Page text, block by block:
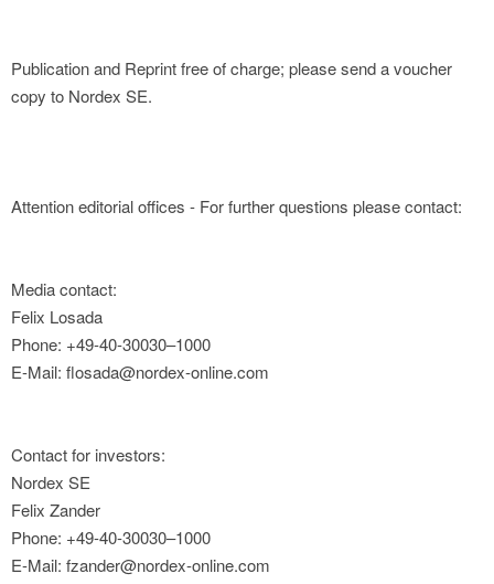
Publication and Reprint free of charge; please send a voucher
copy to Nordex SE.
Attention editorial offices - For further questions please contact:
Media contact:
Felix Losada
Phone: +49-40-30030–1000
E-Mail: flosada@nordex-online.com
Contact for investors:
Nordex SE
Felix Zander
Phone: +49-40-30030–1000
E-Mail: fzander@nordex-online.com